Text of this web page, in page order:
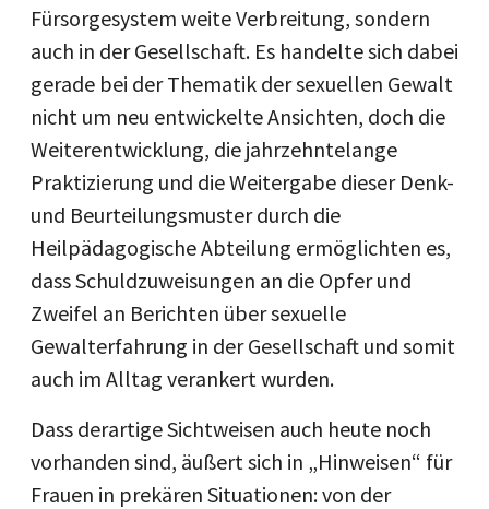
Fürsorgesystem weite Verbreitung, sondern
auch in der Gesellschaft. Es handelte sich dabei
gerade bei der Thematik der sexuellen Gewalt
nicht um neu entwickelte Ansichten, doch die
Weiterentwicklung, die jahrzehntelange
Praktizierung und die Weitergabe dieser Denk-
und Beurteilungsmuster durch die
Heilpädagogische Abteilung ermöglichten es,
dass Schuldzuweisungen an die Opfer und
Zweifel an Berichten über sexuelle
Gewalterfahrung in der Gesellschaft und somit
auch im Alltag verankert wurden.
Dass derartige Sichtweisen auch heute noch
vorhanden sind, äußert sich in „Hinweisen“ für
Frauen in prekären Situationen: von der